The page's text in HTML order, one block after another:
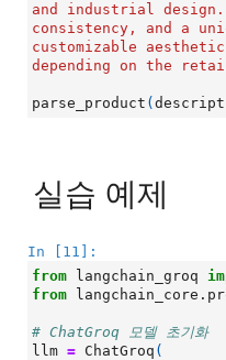
and industrial
consistency, and a
customizable
depending on the
parse_product (
실습 예제
In [11]:
from
langchain_groq
from
# ChatGroq 모델 초기화
llm = ChatGroq (